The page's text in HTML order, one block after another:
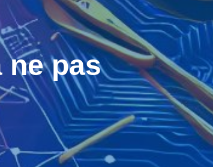
ne pas